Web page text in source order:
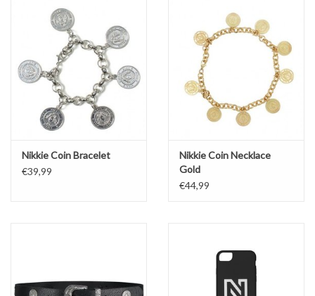
Nikkie Coin Bracelet
€39,99
Nikkie Coin Necklace
Gold
€44,99